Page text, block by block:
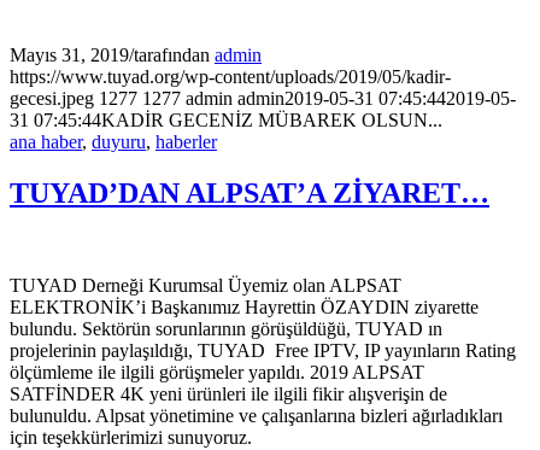
Mayıs 31, 2019/tarafından admin
https://www.tuyad.org/wp-content/uploads/2019/05/kadir-
gecesi.jpeg 1277 1277 admin admin2019-05-31 07:45:442019-05-
31 07:45:44KADİR GECENİZ MÜBAREK OLSUN...
ana haber, duyuru, haberler
TUYAD’DAN ALPSAT’A ZİYARET…
TUYAD Derneği Kurumsal Üyemiz olan ALPSAT
ELEKTRONİK’i Başkanımız Hayrettin ÖZAYDIN ziyarette
bulundu. Sektörün sorunlarının görüşüldüğü, TUYAD ın
projelerinin paylaşıldığı, TUYAD Free IPTV, IP yayınların Rating
ölçümleme ile ilgili görüşmeler yapıldı. 2019 ALPSAT
SATFİNDER 4K yeni ürünleri ile ilgili fikir alışverişin de
bulunuldu. Alpsat yönetimine ve çalışanlarına bizleri ağırladıkları
için teşekkürlerimizi sunuyoruz.